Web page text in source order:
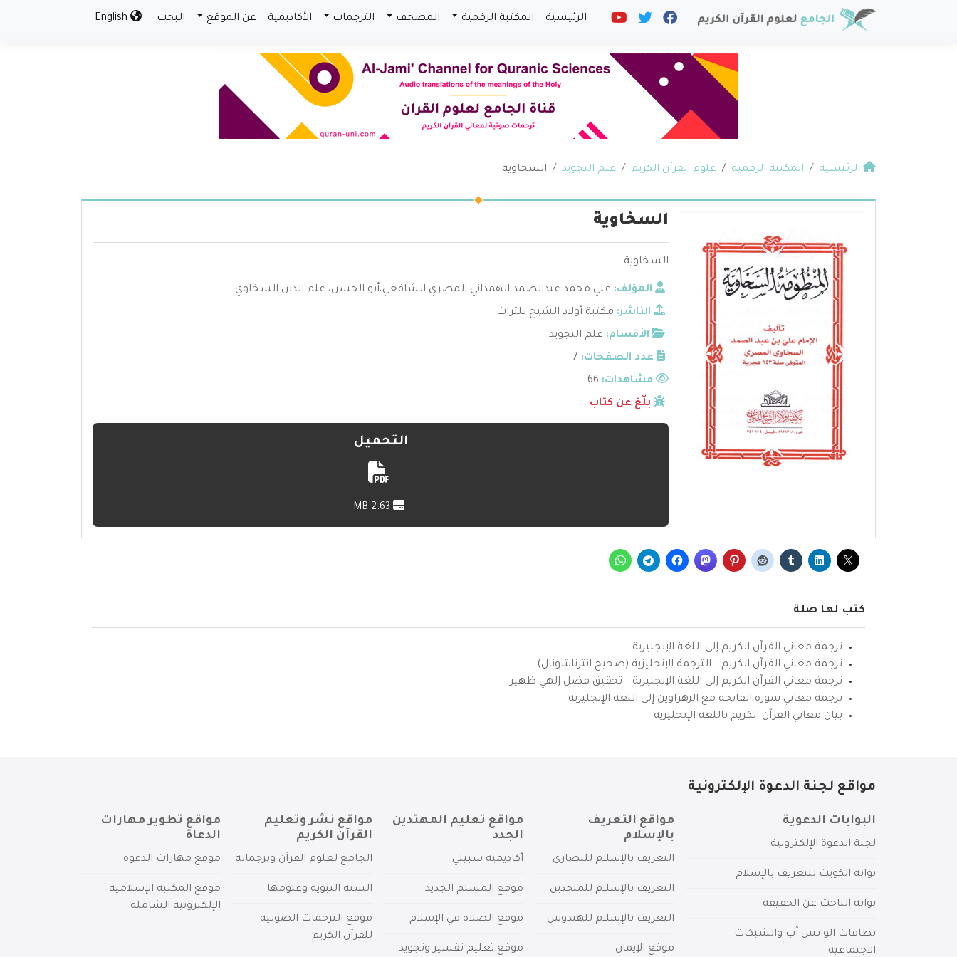
الرئيسية المكتبة الرقمية المصحف الترجمات الأكاديمية عن الموقع البحث
الرئيسية المكتبة الرقمية علوم القرآن الكريم علم التجويد السخاوية
السخاوية
السخاوية
المؤلف: علي محمد عبدالصمد الهمداني المصري الشافعي،أبو الحسن، علم الدين السخاوي
الناشر: مكتبة أولاد الشيخ للتراث
الأقسام: علم التجويد
عدد الصفحات: 7
مشاهدات:
بلّغ عن كتاب
التحميل
كتب لها صلة
ترجمة معاني القرآن الكريم إلى اللغة الإنجليزية
ترجمة معاني القرآن الكريم – الترجمة الإنجليزية (صحيح انترناشونال)
ترجمة معاني القرآن الكريم إلى اللغة الإنجليزية – تحقيق فضل إلهي ظهير
ترجمة معاني سورة الفاتحة مع الزهراوين إلى اللغة الإنجليزية
بيان معاني القرآن الكريم باللغة الإنجليزية
مواقع لجنة الدعوة الإلكترونية
البوابات الدعوية
لجنة الدعوة الإلكترونية
بوابة الكويت للتعريف بالإسلام
بوابة الباحث عن الحقيقة
بطاقات الواتس آب والشبكات
الاجتماعية
مواقع التعريف
بالإسلام
التعريف بالإسلام للنصارى
التعريف بالإسلام للملحدين
التعريف بالإسلام للهندوس
موقع الإيمان
مواقع تعليم المهتدين
الجدد
أكاديمية سبيلي
موقع المسلم الجديد
موقع الصلاة في الإسلام
موقع تعليم تفسير وتجويد
مواقع نشر وتعليم
القرآن الكريم
الجامع لعلوم القرآن وترجماته
السنة النبوية وعلومها
موقع الترجمات الصوتية
للقرآن الكريم
مواقع تطوير مهارات
الدعاة
موقع مهارات الدعوة
موقع المكتبة الإسلامية
الإلكترونية الشاملة